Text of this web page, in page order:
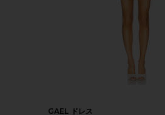
GAEL ドレス